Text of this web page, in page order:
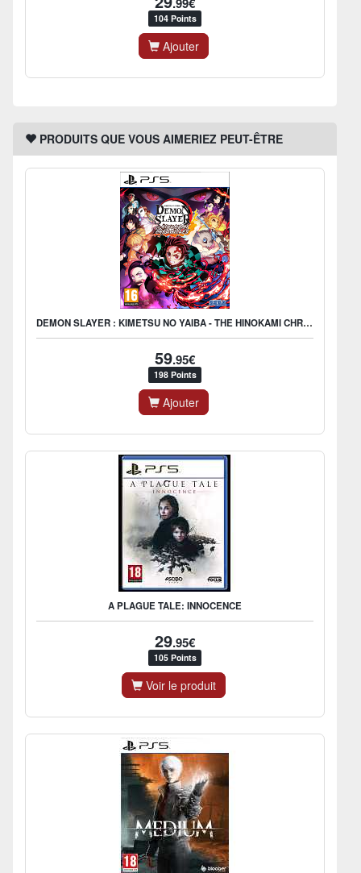
104 Points
Ajouter
PRODUITS QUE VOUS AIMERIEZ PEUT-ÊTRE
DEMON SLAYER : KIMETSU NO YAIBA - THE HINOKAMI CHRONICLES
59.95€
198 Points
Ajouter
A PLAGUE TALE: INNOCENCE
29.95€
105 Points
Voir le produit